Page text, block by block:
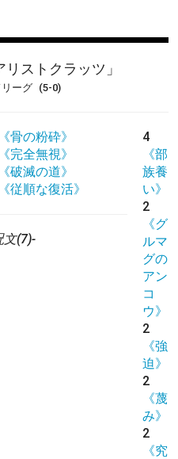
リストクラッツ」
ーグ (5-0)
《骨の粉砕》
《完全無視》
《破滅の道》
《従順な復活》
文(7)-
4
《部
族養
い》
2
《グ
ルマ
グの
アン
コ
ウ》
2
《強
迫》
2
《蔑
み》
2
《究